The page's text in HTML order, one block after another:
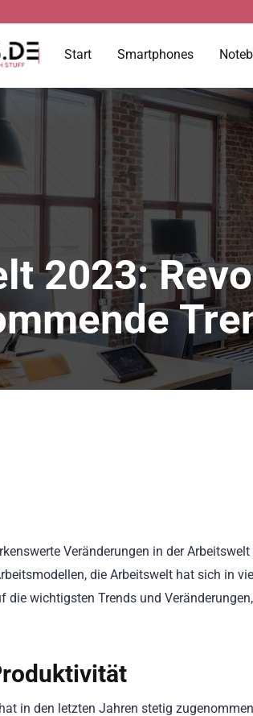
Start Smartphones
2023:
Veränderungen in der
die Arbeitswelt hat sich in
die wichtigsten Trends und
in den letzten Jahren stetig